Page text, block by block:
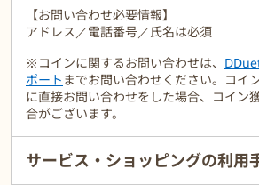
【お問い合わせ必要情報】
アドレス／電話番号／氏名は必須
※コインに関するお問い合わせは、
ポート までお問い合わせください。コイ
に直接お問い合わせをした場合、コイン
合がございます。
サービス・ショッピングの利用